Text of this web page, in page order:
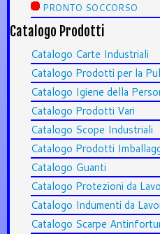
PRONTO SOCCORSO
Catalogo Prodotti
Catalogo Carte Industriali
Catalogo Prodotti per la
Catalogo Igiene della
Catalogo Prodotti Vari
Catalogo Scope Industriali
Catalogo Prodotti
Catalogo Guanti
Catalogo Protezioni da
Catalogo Indumenti da
Catalogo Scarpe